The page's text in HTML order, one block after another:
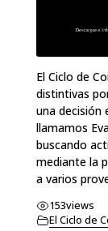
El Ciclo de
distintivas
una decisión
llamamos
buscando
mediante la
a varios
153views
El Ciclo de